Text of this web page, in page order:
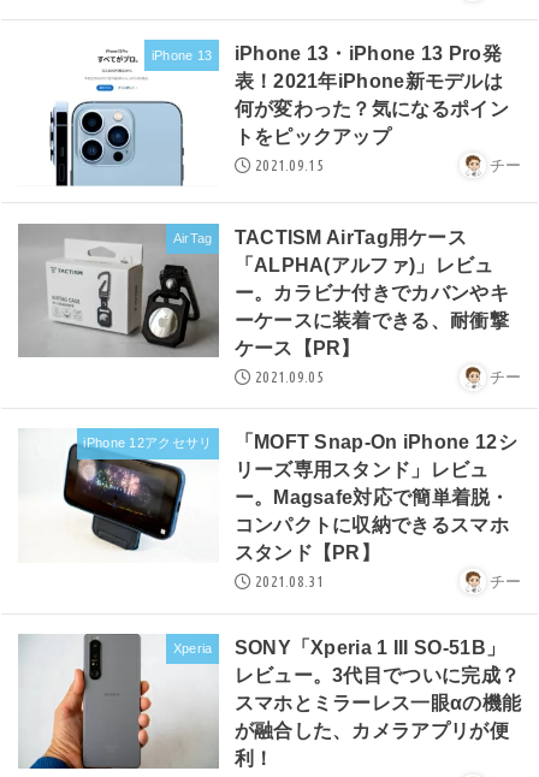
iPhone 13
iPhone 13・iPhone 13 Pro発
表！2021年iPhone新モデルは
何が変わった？気になるポイン
トをピックアップ
2021.09.15 チー
AirTag
TACTISM AirTag用ケース
「ALPHA(アルファ)」レビュ
ー。カラビナ付きでカバンやキ
ーケースに装着できる、耐衝撃
ケース【PR】
2021.09.05 チー
iPhone 12アクセサリ
「MOFT Snap-On iPhone 12シ
リーズ専用スタンド」レビュ
ー。Magsafe対応で簡単着脱・
コンパクトに収納できるスマホ
スタンド【PR】
2021.08.31 チー
Xperia
SONY「Xperia 1 III SO-51B」
レビュー。3代目でついに完成？
スマホとミラーレス一眼αの機能
が融合した、カメラアプリが便
利！